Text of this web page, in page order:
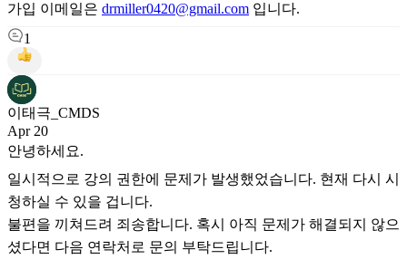
가입 이메일은 drmiller0420@gmail.com 입니다.
1
이태극_CMDS
Apr 20
안녕하세요.
일시적으로 강의 권한에 문제가 발생했었습니다. 현재 다시 시
청하실 수 있을 겁니다.
불편을 끼쳐드려 죄송합니다. 혹시 아직 문제가 해결되지 않으
셨다면 다음 연락처로 문의 부탁드립니다.